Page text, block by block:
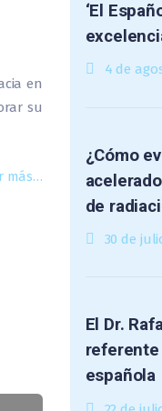
en
su
más…
‘El
4 de
¿Cómo
de
30 de
El Dr.
referente
española